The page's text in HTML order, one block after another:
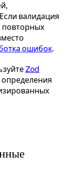
валидация
повторных
ошибок.
Zod